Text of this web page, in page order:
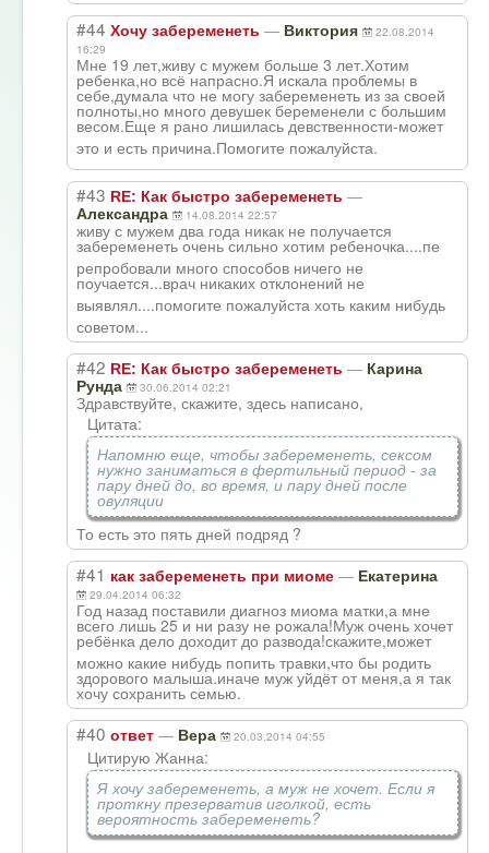
#44 Хочу забеременеть — Виктория
22.08.2014
16:29
Мне 19 лет,живу с мужем больше 3 лет.Хотим
ребенка,но всё напрасно.Я искала проблемы в
себе,думала что не могу забеременеть из за своей
полноты,но много девушек беременели с большим
весом.Еще я рано лишилась девственности-может
это и есть причина.Помогите пожалуйста.
#43 RE: Как быстро забеременеть —
Александра 14.08.2014 22:57
живу с мужем два года никак не получается
забеременеть очень сильно хотим ребеночка....пе
репробовали много способов ничего не
поучается...врач никаких отклонений не
выявлял....помогите пожалуйста хоть каким нибудь
советом...
#42 RE: Как быстро забеременеть — Карина
Рунда
30.06.2014 02:21
Здравствуйте, скажите, здесь написано,
Цитата:
Напомню еще, чтобы забеременеть, сексом
нужно заниматься в фертильный период - за
пару дней до, во время, и пару дней после
овуляции
То есть это пять дней подряд ?
#41 как забеременеть при миоме — Екатерина
29.04.2014 06:32
Год назад поставили диагноз миома матки,а мне
всего лишь 25 и ни разу не рожала!Муж очень хочет
ребёнка дело доходит до развода!скажите,может
можно какие нибудь попить травки,что бы родить
здорового малыша.иначе муж уйдёт от меня,а я так
хочу сохранить семью.
#40 ответ — Вера 20.03.2014 04:55
Цитирую Жанна:
Я хочу забеременеть, а муж не хочет. Если я
проткну презерватив иголкой, есть
вероятность забеременеть?